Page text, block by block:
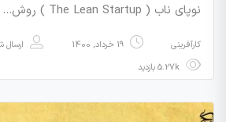
نوپای ناب ( The Lean Startup ) روش…
کارآفرینی 19 خرداد, 1400